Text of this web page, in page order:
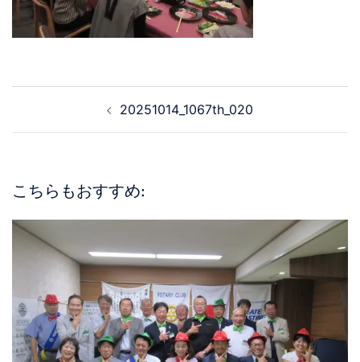
20251014_1067th_020
こちらもおすすめ: